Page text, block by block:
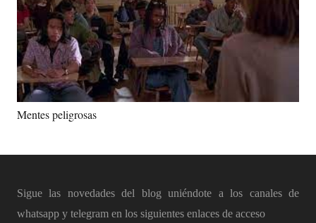
Mentes peligrosas
Sigue las novedades del blog uniéndote a los canales de
whatsapp y telegram en los siguientes enlaces de acceso